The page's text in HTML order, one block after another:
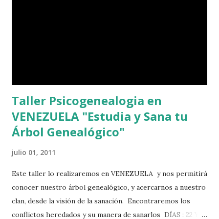
Taller Psicogenealogia en
VENEZUELA "Estudia y Sana tu
Árbol Genealógico"
julio 01, 2011
Este taller lo realizaremos en VENEZUELA y nos permitirá
conocer nuestro árbol genealógico, y acercarnos a nuestro
clan, desde la visión de la sanación. Encontraremos los
conflictos heredados y su manera de sanarlos DÍAS : 22 Y